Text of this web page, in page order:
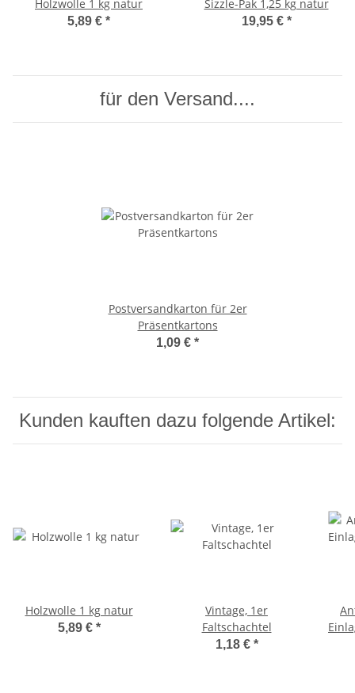
Holzwolle 1 kg natur
5,89 € *
Sizzle-Pak 1,25 kg natur
19,95 € *
für den Versand....
Postversandkarton für 2er
Präsentkartons
1,09 € *
Kunden kauften dazu folgende Artikel:
Holzwolle 1 kg natur
5,89 € *
Vintage, 1er
Faltschachtel
1,18 € *